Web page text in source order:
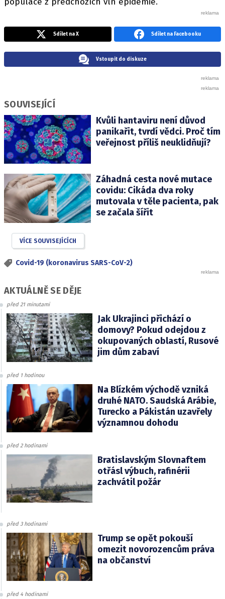
Sdílet na X Sdílet na Facebooku
Vstoupit do diskuze
SOUVISEJÍCÍ
Kvůli hantaviru není důvod
panikařit, tvrdí vědci. Proč tím
veřejnost příliš neuklidňují?
Záhadná cesta nové mutace
covidu: Cikáda dva roky
mutovala v těle pacienta, pak
se začala šířit
VÍCE SOUVISEJÍCÍCH
Covid-19 (koronavirus SARS-CoV-2)
AKTUÁLNĚ SE DĚJE
před 21 minutami
Jak Ukrajinci přichází o
domovy? Pokud odejdou z
okupovaných oblastí, Rusové
jim dům zabaví
před 1 hodinou
Na Blízkém východě vzniká
druhé NATO. Saudská Arábie,
Turecko a Pákistán uzavřely
významnou dohodu
před 2 hodinami
Bratislavským Slovnaftem
otřásl výbuch, rafinérii
zachvátil požár
před 3 hodinami
Trump se opět pokouší
omezit novorozencům práva
na občanství
před 4 hodinami